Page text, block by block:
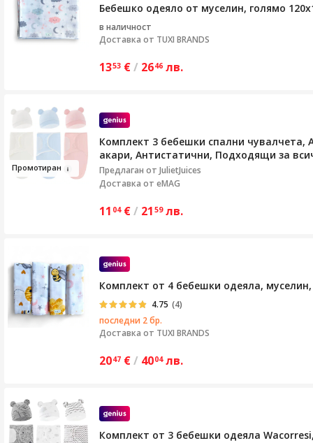
Бебешко одеяло от муселин, голямо
в наличност
Доставка от TUXI BRANDS
1353 €/ 2646 лв.
Промотиран
Комплект 3 бебешки спални
акари, Антистатични, Подходящи за
Предлаган от JulietJuices
Доставка от eMAG
11 04 €/ 21 59 лв.
Комплект от 4 бебешки одеяла,
4.75 (4)
последни 2 бр.
Доставка от TUXI BRANDS
2047 €/ 4004 лв.
Комплект от 3 бебешки одеяла